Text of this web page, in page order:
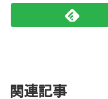
関連記事